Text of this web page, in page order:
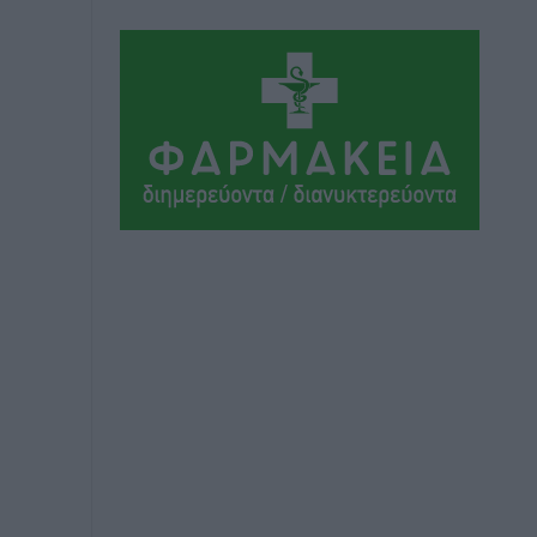
Συνελήφθη 37χρονη στη Ρόδο γιατί
είχε αφήσει τα τρία ανήλικα παιδιά της
χωρίς επιτήρηση
Τοπικές Ειδήσεις πριν 5 ώρες
Σταυρός Καλυθιών: Απέκτησε την